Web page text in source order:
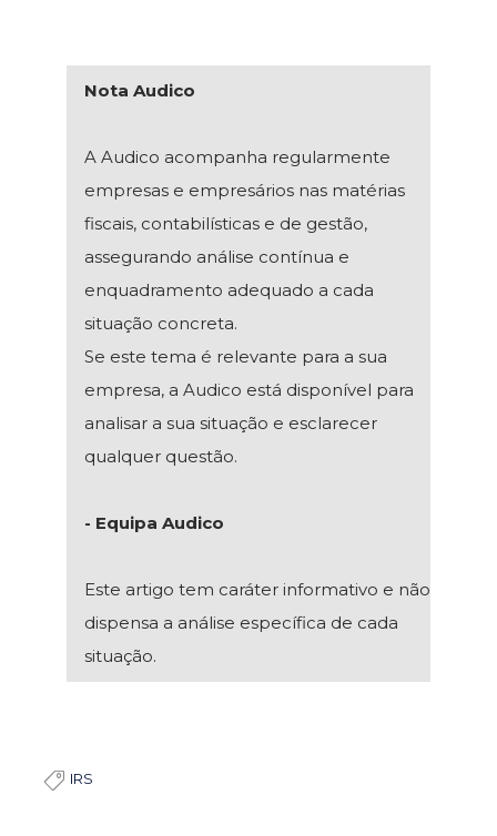
Nota Audico
A Audico acompanha regularmente
empresas e empresários nas matérias
fiscais, contabilísticas e de gestão,
assegurando análise contínua e
enquadramento adequado a cada
situação concreta.
Se este tema é relevante para a sua
empresa, a Audico está disponível para
analisar a sua situação e esclarecer
qualquer questão.
- Equipa Audico
Este artigo tem caráter informativo e não
dispensa a análise específica de cada
situação.
 IRS